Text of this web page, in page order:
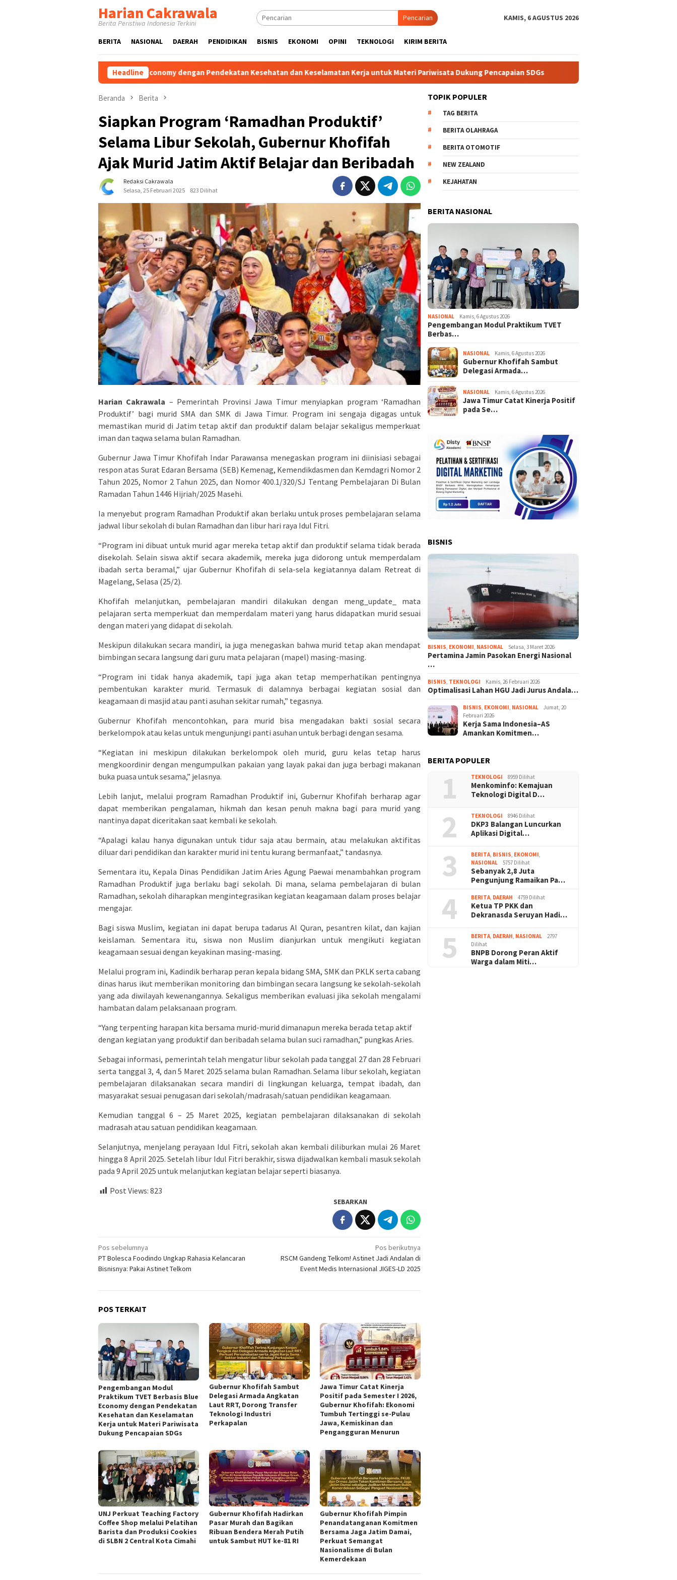
Harian Cakrawala
Berita Peristiwa Indonesia Terkini
Pencarian KAMIS, 6 AGUSTUS 2026
BERITA NASIONAL DAERAH PENDIDIKAN BISNIS EKONOMI OPINI TEKNOLOGI KIRIM BERITA
Headline
Berbasis Blue Economy dengan Pendekatan Kesehatan dan Keselamatan Kerja untuk Materi Pariwisata Dukung Pencapaian SDGs Gubernur Khofifah Sambut Delegasi Armada
Beranda Berita
Siapkan Program ‘Ramadhan Produktif’
Selama Libur Sekolah, Gubernur Khofifah
Ajak Murid Jatim Aktif Belajar dan Beribadah
Redaksi Cakrawala
Selasa, 25 Februari 2025
823 Dilihat
Harian Cakrawala – Pemerintah Provinsi Jawa Timur menyiapkan program ‘Ramadhan
Produktif’ bagi murid SMA dan SMK di Jawa Timur. Program ini sengaja digagas untuk
memastikan murid di Jatim tetap aktif dan produktif dalam belajar sekaligus memperkuat
iman dan taqwa selama bulan Ramadhan.
Gubernur Jawa Timur Khofifah Indar Parawansa menegaskan program ini diinisiasi sebagai
respon atas Surat Edaran Bersama (SEB) Kemenag, Kemendikdasmen dan Kemdagri Nomor 2
Tahun 2025, Nomor 2 Tahun 2025, dan Nomor 400.1/320/SJ Tentang Pembelajaran Di Bulan
Ramadan Tahun 1446 Hijriah/2025 Masehi.
Ia menyebut program Ramadhan Produktif akan berlaku untuk proses pembelajaran selama
jadwal libur sekolah di bulan Ramadhan dan libur hari raya Idul Fitri.
“Program ini dibuat untuk murid agar mereka tetap aktif dan produktif selama tidak berada
disekolah. Selain siswa aktif secara akademik, mereka juga didorong untuk memperdalam
ibadah serta beramal,” ujar Gubernur Khofifah di sela-sela kegiatannya dalam Retreat di
Magelang, Selasa (25/2).
Khofifah melanjutkan, pembelajaran mandiri dilakukan dengan meng_update_ mata
pelajaran serta memperkuat dan memperdalam materi yang harus didapatkan murid sesuai
dengan materi yang didapat di sekolah.
Meskipun dilakukan secara mandiri, ia juga menegaskan bahwa murid tetap akan mendapat
bimbingan secara langsung dari guru mata pelajaran (mapel) masing-masing.
“Program ini tidak hanya akademik, tapi juga akan tetap memperhatikan pentingnya
pembentukan karakter murid. Termasuk di dalamnya berbagai kegiatan sosial dan
keagamaan di masjid atau panti asuhan sekitar rumah,” tegasnya.
Gubernur Khofifah mencontohkan, para murid bisa mengadakan bakti sosial secara
berkelompok atau kelas untuk mengunjungi panti asuhan untuk berbagi dengan sesama.
“Kegiatan ini meskipun dilakukan berkelompok oleh murid, guru kelas tetap harus
mengkoordinir dengan mengumpulkan pakaian yang layak pakai dan juga berbagi makanan
buka puasa untuk sesama,” jelasnya.
Lebih lanjut, melalui program Ramadhan Produktif ini, Gubernur Khofifah berharap agar
dapat memberikan pengalaman, hikmah dan kesan penuh makna bagi para murid yang
nantinya dapat diceritakan saat kembali ke sekolah.
“Apalagi kalau hanya digunakan untuk tidur saja atau bermain, atau melakukan aktifitas
diluar dari pendidikan dan karakter murid ini tentu kurang bermanfaat,” tandasnya.
Sementara itu, Kepala Dinas Pendidikan Jatim Aries Agung Paewai menambahkan program
Ramadhan Produktif juga berlaku bagi sekolah. Di mana, selama pembelajaran di bulan
Ramadhan, sekolah diharapkan mengintegrasikan kegiatan keagamaan dalam proses belajar
mengajar.
Bagi siswa Muslim, kegiatan ini dapat berupa tadarus Al Quran, pesantren kilat, dan kajian
keislaman. Sementara itu, siswa non Muslim dianjurkan untuk mengikuti kegiatan
keagamaan sesuai dengan keyakinan masing-masing.
Melalui program ini, Kadindik berharap peran kepala bidang SMA, SMK dan PKLK serta cabang
dinas harus ikut memberikan monitoring dan bimbingan secara langsung ke sekolah-sekolah
yang ada diwilayah kewenangannya. Sekaligus memberikan evaluasi jika sekolah mengalami
hambatan dalam pelaksanaan program.
“Yang terpenting harapan kita bersama murid-murid dimanapun mereka berada tetap aktif
dengan kegiatan yang produktif dan beribadah selama bulan suci ramadhan,” pungkas Aries.
Sebagai informasi, pemerintah telah mengatur libur sekolah pada tanggal 27 dan 28 Februari
serta tanggal 3, 4, dan 5 Maret 2025 selama bulan Ramadhan. Selama libur sekolah, kegiatan
pembelajaran dilaksanakan secara mandiri di lingkungan keluarga, tempat ibadah, dan
masyarakat sesuai penugasan dari sekolah/madrasah/satuan pendidikan keagamaan.
Kemudian tanggal 6 – 25 Maret 2025, kegiatan pembelajaran dilaksanakan di sekolah
madrasah atau satuan pendidikan keagamaan.
Selanjutnya, menjelang perayaan Idul Fitri, sekolah akan kembali diliburkan mulai 26 Maret
hingga 8 April 2025. Setelah libur Idul Fitri berakhir, siswa dijadwalkan kembali masuk sekolah
pada 9 April 2025 untuk melanjutkan kegiatan belajar seperti biasanya.
Post Views: 823
SEBARKAN
Navigasi
pos
Pos sebelumnya
PT Bolesca Foodindo Ungkap Rahasia Kelancaran
Bisnisnya: Pakai Astinet Telkom
Pos berikutnya
RSCM Gandeng Telkom! Astinet Jadi Andalan di
Event Medis Internasional JIGES-LD 2025
POS TERKAIT
Pengembangan Modul
Praktikum TVET Berbasis Blue
Economy dengan Pendekatan
Kesehatan dan Keselamatan
Kerja untuk Materi Pariwisata
Dukung Pencapaian SDGs
Gubernur Khofifah Sambut
Delegasi Armada Angkatan
Laut RRT, Dorong Transfer
Teknologi Industri
Perkapalan
Jawa Timur Catat Kinerja
Positif pada Semester I 2026,
Gubernur Khofifah: Ekonomi
Tumbuh Tertinggi se-Pulau
Jawa, Kemiskinan dan
Pengangguran Menurun
UNJ Perkuat Teaching Factory
Coffee Shop melalui Pelatihan
Barista dan Produksi Cookies
di SLBN 2 Central Kota Cimahi
Gubernur Khofifah Hadirkan
Pasar Murah dan Bagikan
Ribuan Bendera Merah Putih
untuk Sambut HUT ke-81 RI
Gubernur Khofifah Pimpin
Penandatanganan Komitmen
Bersama Jaga Jatim Damai,
Perkuat Semangat
Nasionalisme di Bulan
Kemerdekaan
TOPIK POPULER
TAG BERITA
BERITA OLAHRAGA
BERITA OTOMOTIF
NEW ZEALAND
KEJAHATAN
BERITA NASIONAL
NASIONAL Kamis, 6 Agustus 2026
Pengembangan Modul Praktikum TVET
Berbas…
NASIONAL Kamis, 6 Agustus 2026
Gubernur Khofifah Sambut
Delegasi Armada…
NASIONAL Kamis, 6 Agustus 2026
Jawa Timur Catat Kinerja Positif
pada Se…
BISNIS
BISNIS, EKONOMI, NASIONAL Selasa, 3 Maret 2026
Pertamina Jamin Pasokan Energi Nasional
…
BISNIS, TEKNOLOGI Kamis, 26 Februari 2026
Optimalisasi Lahan HGU Jadi Jurus Andala…
BISNIS, EKONOMI, NASIONAL
Jumat, 20
Februari 2026
Kerja Sama Indonesia–AS
Amankan Komitmen…
BERITA POPULER
1 TEKNOLOGI 8959 Dilihat
Menkominfo: Kemajuan
Teknologi Digital D…
2 TEKNOLOGI 8946 Dilihat
DKP3 Balangan Luncurkan
Aplikasi Digital…
3 BERITA, BISNIS, EKONOMI,
NASIONAL
5757 Dilihat
Sebanyak 2,8 Juta
Pengunjung Ramaikan Pa…
4 BERITA, DAERAH 4759 Dilihat
Ketua TP PKK dan
Dekranasda Seruyan Hadi…
5 BERITA, DAERAH, NASIONAL
2797
Dilihat
BNPB Dorong Peran Aktif
Warga dalam Miti…